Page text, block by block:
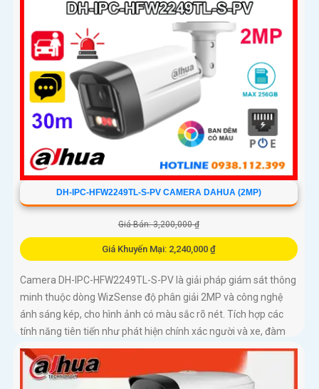
DH-IPC-HFW2249TL-S-PV CAMERA DAHUA (2MP)
Giá Bán: 3,200,000 ₫
Giá Khuyến Mại: 2,240,000 ₫
Camera DH-IPC-HFW2249TL-S-PV là giải pháp giám sát thông
minh thuộc dòng WizSense độ phân giải 2MP và công nghệ
ánh sáng kép, cho hình ảnh có màu sắc rõ nét. Tích hợp các
tính năng tiên tiến như phát hiện chính xác người và xe, đàm
thoại hai chiều, hỗ trợ thẻ nhớ lên đến 256GB và tầm nhìn hồng
ngoại 30m, camera giúp nâng cao hiệu quả an ninh một cách
toàn diện chuẩn IP67 lắp ngoài trời